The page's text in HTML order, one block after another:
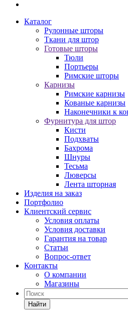
Каталог
Рулонные шторы
Ткани для штор
Готовые шторы
Тюли
Портьеры
Римские шторы
Карнизы
Римские карнизы
Кованые карнизы
Наконечники к
Фурнитура для штор
Кисти
Подхваты
Бахрома
Шнуры
Тесьма
Люверсы
Лента шторная
Изделия на заказ
Портфолио
Клиентский сервис
Условия оплаты
Условия доставки
Гарантия на товар
Статьи
Вопрос-ответ
Контакты
О компании
Магазины
Найти